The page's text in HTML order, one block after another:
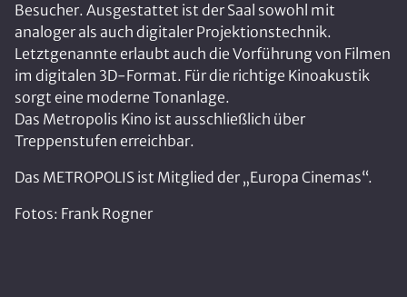
Besucher. Ausgestattet ist der Saal sowohl mit
analoger als auch digitaler Projektionstechnik.
Letztgenannte erlaubt auch die Vorführung von Filmen
im digitalen 3D-Format. Für die richtige Kinoakustik
sorgt eine moderne Tonanlage.
Das Metropolis Kino ist ausschließlich über
Treppenstufen erreichbar.
Das METROPOLIS ist Mitglied der „Europa Cinemas“.
Fotos: Frank Rogner